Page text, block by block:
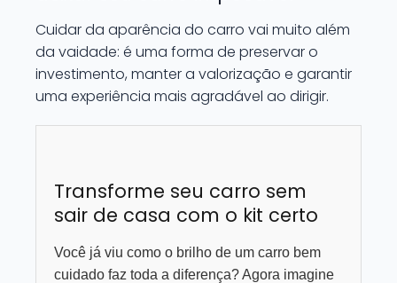
Cuidar da aparência do carro vai muito além
da vaidade: é uma forma de preservar o
investimento, manter a valorização e garantir
uma experiência mais agradável ao dirigir.
Transforme seu carro sem
sair de casa com o kit certo
Você já viu como o brilho de um carro bem
cuidado faz toda a diferença? Agora imagine